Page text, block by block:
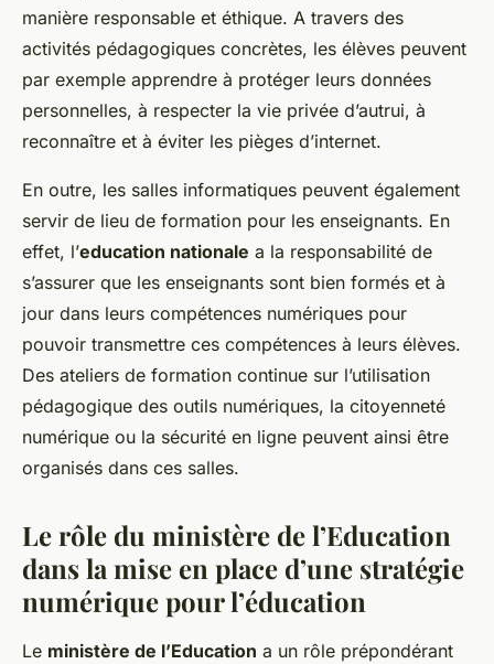
manière responsable et éthique. A travers des
activités pédagogiques concrètes, les élèves peuvent
par exemple apprendre à protéger leurs données
personnelles, à respecter la vie privée d’autrui, à
reconnaître et à éviter les pièges d’internet.
En outre, les salles informatiques peuvent également
servir de lieu de formation pour les enseignants. En
effet, l’education nationale a la responsabilité de
s’assurer que les enseignants sont bien formés et à
jour dans leurs compétences numériques pour
pouvoir transmettre ces compétences à leurs élèves.
Des ateliers de formation continue sur l’utilisation
pédagogique des outils numériques, la citoyenneté
numérique ou la sécurité en ligne peuvent ainsi être
organisés dans ces salles.
Le rôle du ministère de l’Education
dans la mise en place d’une stratégie
numérique pour l’éducation
Le ministère de l’Education a un rôle prépondérant